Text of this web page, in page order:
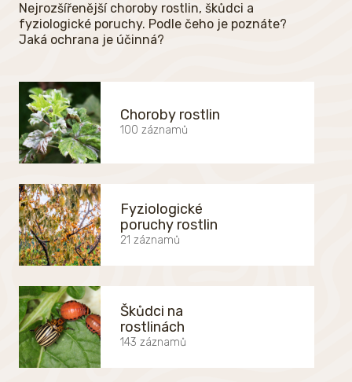
Nejrozšířenější choroby rostlin, škůdci a
fyziologické poruchy. Podle čeho je poznáte?
Jaká ochrana je účinná?
Choroby rostlin
100 záznamů
Fyziologické
poruchy rostlin
21 záznamů
Škůdci na
rostlinách
143 záznamů